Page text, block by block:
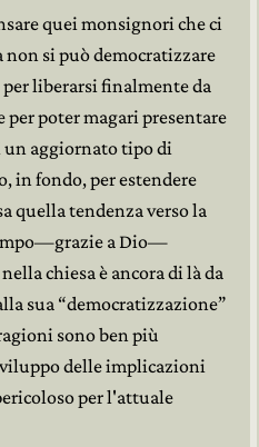
quei monsignori che ci
non si può democratizzare
per liberarsi finalmente da
per poter magari presentare
un aggiornato tipo di
in fondo, per estendere
quella tendenza verso la
a Dio—
chiesa è ancora di là da
sua “democratizzazione”
sono ben più
delle implicazioni
per l'attuale